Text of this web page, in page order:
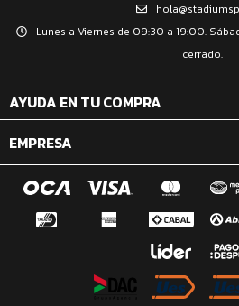
Lunes a Viernes de 09:30 a 19:00.
cerrado.
AYUDA EN TU COMPRA
EMPRESA